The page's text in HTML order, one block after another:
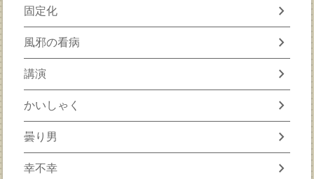
固定化 chevron_right
風邪の看病 chevron_right
講演 chevron_right
かいしゃく chevron_right
曇り男 chevron_right
幸不幸 chevron_right